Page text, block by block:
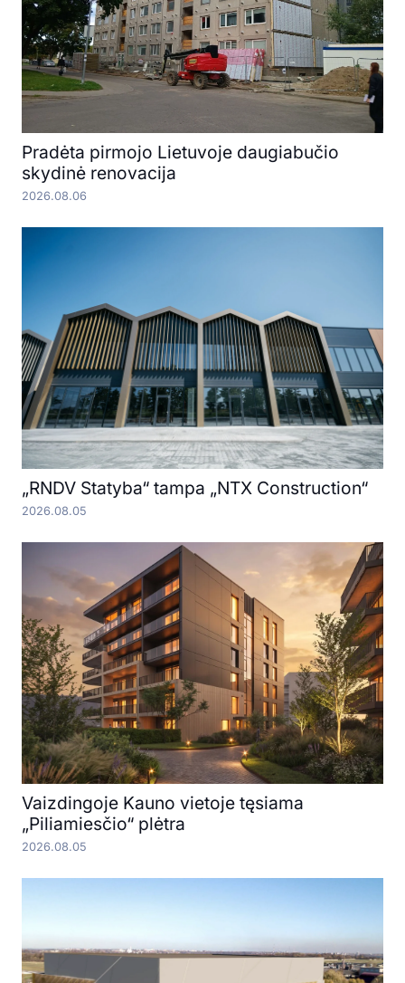
Pradėta pirmojo Lietuvoje daugiabučio
skydinė renovacija
2026.08.06
„RNDV Statyba“ tampa „NTX Construction“
2026.08.05
Vaizdingoje Kauno vietoje tęsiama
„Piliamiesčio“ plėtra
2026.08.05